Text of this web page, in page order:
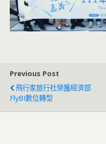
Previous Post
飛行家旅行社榮獲經濟部
FlyBI數位轉型